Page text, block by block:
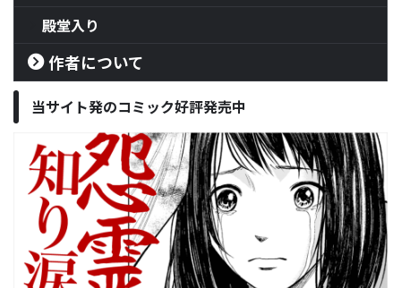
殿堂入り
作者について
当サイト発のコミック好評発売中